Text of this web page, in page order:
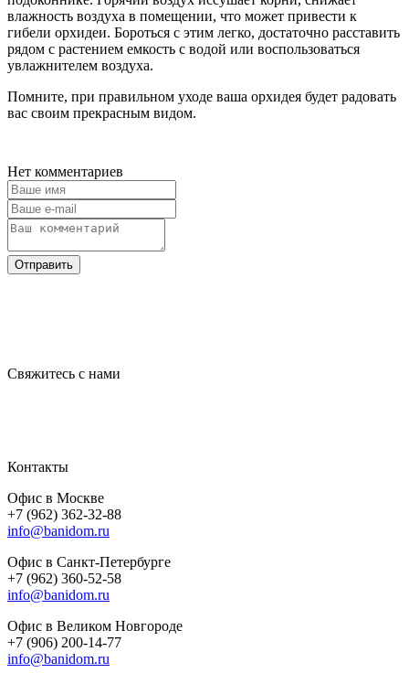
влажность воздуха в помещении, что может привести к
гибели орхидеи. Бороться с этим легко, достаточно расставить
рядом с растением емкость с водой или воспользоваться
увлажнителем воздуха.
Помните, при правильном уходе ваша орхидея будет радовать
вас своим прекрасным видом.
Нет комментариев
Отправить
Свяжитесь с нами
Контакты
Офис в Москве
+7 (962) 362-32-88
info@banidom.ru
Офис в Санкт-Петербурге
+7 (962) 360-52-58
info@banidom.ru
Офис в Великом Новгороде
+7 (906) 200-14-77
info@banidom.ru